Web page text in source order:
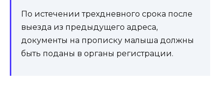
По истечении трехдневного срока после
выезда из предыдущего адреса,
документы на прописку малыша должны
быть поданы в органы регистрации.